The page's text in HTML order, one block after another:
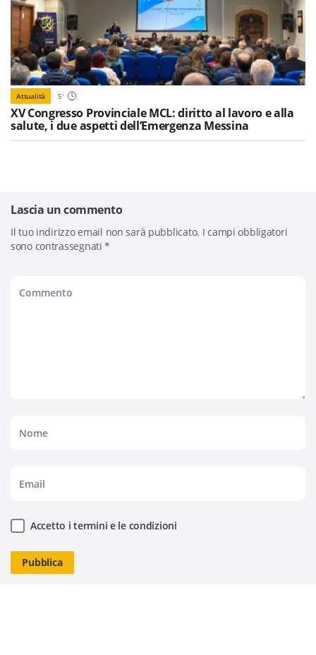
Attualità 5'
XV Congresso Provinciale MCL: diritto al lavoro e alla
salute, i due aspetti dell’Emergenza Messina
Lascia un commento
Il tuo indirizzo email non sarà pubblicato. I campi obbligatori
sono contrassegnati*
Accetto i termini e le condizioni